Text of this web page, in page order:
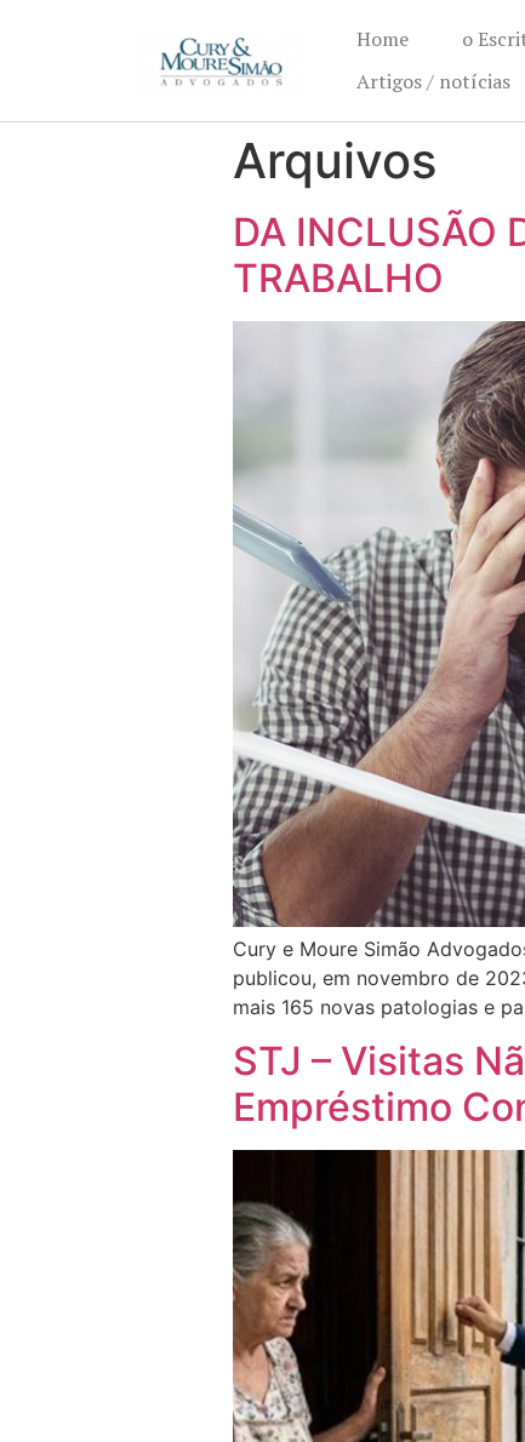
Home o
Artigos / notícias
Arquivos
DA INCLUSÃO
TRABALHO
Cury e Moure Simão
publicou, em novembro de
mais 165 novas patologias e
STJ – Visitas
Empréstimo